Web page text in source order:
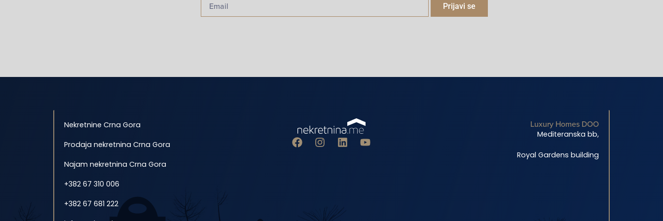
Prijavi se
Nekretnine Crna Gora
Prodaja nekretnina Crna Gora
Najam nekretnina Crna Gora
+382 67 310 006
+382 67 681 222
Luxury Homes DOO
Mediteranska bb,
Royal Gardens building